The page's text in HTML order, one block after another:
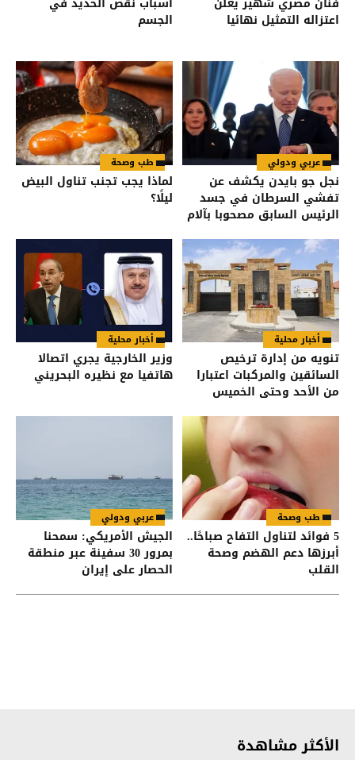
اعتزاله التمثيل نهائيا الجسم
عربي ودولي
نجل جو بايدن يكشف عن
تفشي السرطان في جسد
الرئيس السابق مصحوبا بآلام
طب وصحة
لماذا يجب تجنب تناول البيض
ليلًا؟
أخبار محلية
تنويه من إدارة ترخيص
السائقين والمركبات اعتبارا
من الأحد وحتى الخميس
أخبار محلية
وزير الخارجية يجري اتصالا
هاتفيا مع نظيره البحريني
طب وصحة
5 فوائد لتناول التفاح صباحًا..
أبرزها دعم الهضم وصحة
القلب
عربي ودولي
الجيش الأمريكي: سمحنا
بمرور 30 سفينة عبر منطقة
الحصار على إيران
الأكثر مشاهدة